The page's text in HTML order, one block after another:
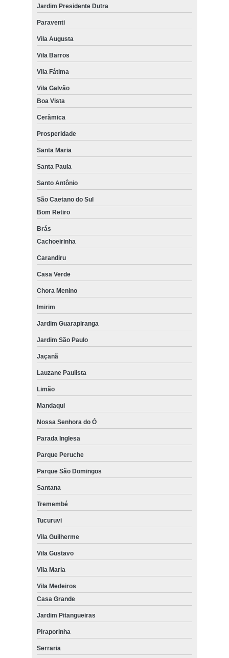
Jardim Presidente Dutra
Paraventi
Vila Augusta
Vila Barros
Vila Fátima
Vila Galvão
Boa Vista
Cerâmica
Prosperidade
Santa Maria
Santa Paula
Santo Antônio
São Caetano do Sul
Bom Retiro
Brás
Cachoeirinha
Carandiru
Casa Verde
Chora Menino
Imirim
Jardim Guarapiranga
Jardim São Paulo
Jaçanã
Lauzane Paulista
Limão
Mandaqui
Nossa Senhora do Ó
Parada Inglesa
Parque Peruche
Parque São Domingos
Santana
Tremembé
Tucuruvi
Vila Guilherme
Vila Gustavo
Vila Maria
Vila Medeiros
Casa Grande
Jardim Pitangueiras
Piraporinha
Serraria